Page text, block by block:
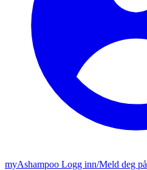
myAshampoo Logg inn/Meld deg på